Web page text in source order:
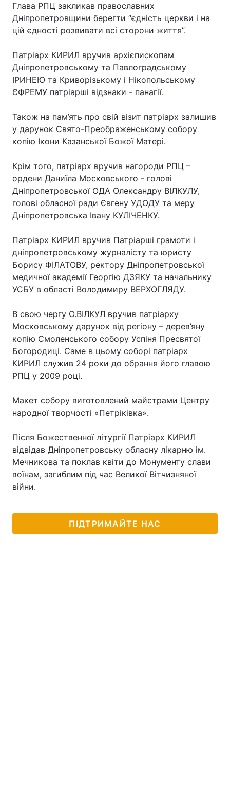
Послуги
Тема оформлення
Глава РПЦ закликав православних
Дніпропетровщини берегти “єдність церкви і на
цій єдності розвивати всі сторони життя”.
Патріарх КИРИЛ вручив архієпископам
Дніпропетровському та Павлоградському
ІРИНЕЮ та Криворізькому і Нікопольському
ЄФРЕМУ патріарші відзнаки - панагії.
Також на пам’ять про свій візит патріарх залишив
у дарунок Свято-Преображенському собору
копію Ікони Казанської Божої Матері.
Крім того, патріарх вручив нагороди РПЦ –
ордени Даниїла Московського - голові
Дніпропетровської ОДА Олександру ВІЛКУЛУ,
голові обласної ради Євгену УДОДУ та меру
Дніпропетровська Івану КУЛІЧЕНКУ.
Патріарх КИРИЛ вручив Патріарші грамоти і
дніпропетровському журналісту та юристу
Борису ФІЛАТОВУ, ректору Дніпропетровської
медичної академії Георгію ДЗЯКУ та начальнику
УСБУ в області Володимиру ВЕРХОГЛЯДУ.
В свою чергу О.ВІЛКУЛ вручив патріарху
Московському дарунок від регіону – дерев’яну
копію Смоленського собору Успіня Пресвятої
Богородиці. Саме в цьому соборі патріарх
КИРИЛ служив 24 роки до обрання його главою
РПЦ у 2009 році.
Макет собору виготовлений майстрами Центру
народної творчості «Петріківка».
Після Божественної літургії Патріарх КИРИЛ
відвідав Дніпропетровську обласну лікарню ім.
Мечникова та поклав квіти до Монументу слави
воїнам, загиблим під час Великої Вітчизняної
війни.
ПІДТРИМАЙТЕ НАС